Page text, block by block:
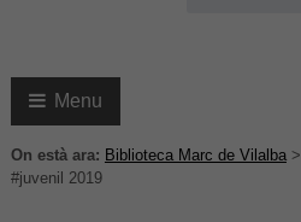
Menu
On està ara: Biblioteca Marc de Vilalba>
#juvenil 2019